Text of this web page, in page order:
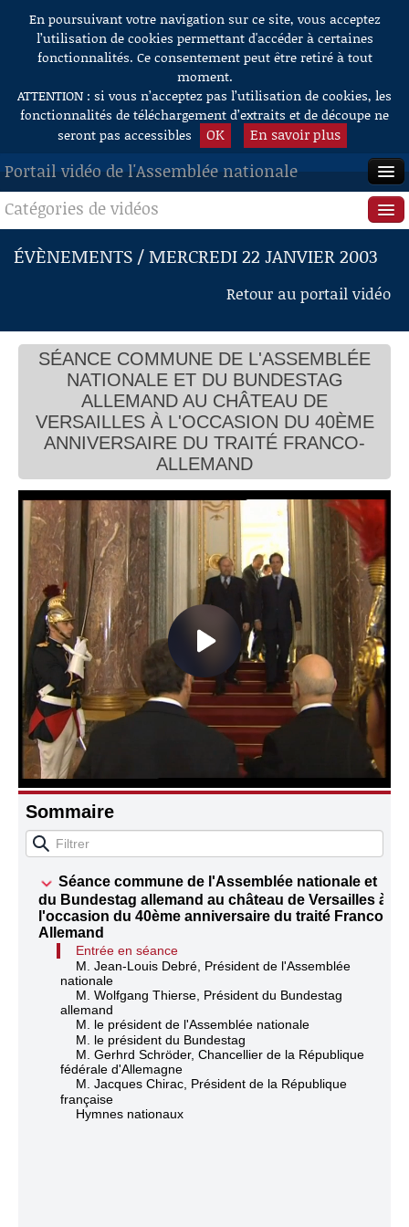
Aller au contenu
En poursuivant votre navigation sur ce site, vous acceptez
l’utilisation de cookies permettant d'accéder à certaines
fonctionnalités. Ce consentement peut être retiré à tout
moment.
ATTENTION : si vous n’acceptez pas l’utilisation de cookies, les
fonctionnalités de téléchargement d’extraits et de découpe ne
seront pas accessibles
OK En savoir plus
Portail vidéo de l'Assemblée nationale
ACCUEIL
EN DIRECT
RECHERCHE
AIDE À LA DÉCOUPE
DE VIDÉOS
Catégories de vidéos
Séance publique
Questions au Gouvernement
Commissions
Présidence
Évènements
Connaissance, Histoire
Autres
ÉVÈNEMENTS / MERCREDI 22 JANVIER 2003
Retour au portail vidéo
SÉANCE COMMUNE DE L'ASSEMBLÉE
NATIONALE ET DU BUNDESTAG
ALLEMAND AU CHÂTEAU DE
VERSAILLES À L'OCCASION DU 40ÈME
ANNIVERSAIRE DU TRAITÉ FRANCO-
ALLEMAND
Sommaire
Séance commune de l'Assemblée nationale et
du Bundestag allemand au château de Versailles à
l'occasion du 40ème anniversaire du traité Franco-
Allemand
Entrée en séance
M. Jean-Louis Debré, Président de l'Assemblée
nationale
M. Wolfgang Thierse, Président du Bundestag
allemand
M. le président de l'Assemblée nationale
M. le président du Bundestag
M. Gerhrd Schröder, Chancellier de la République
fédérale d'Allemagne
M. Jacques Chirac, Président de la République
française
Hymnes nationaux